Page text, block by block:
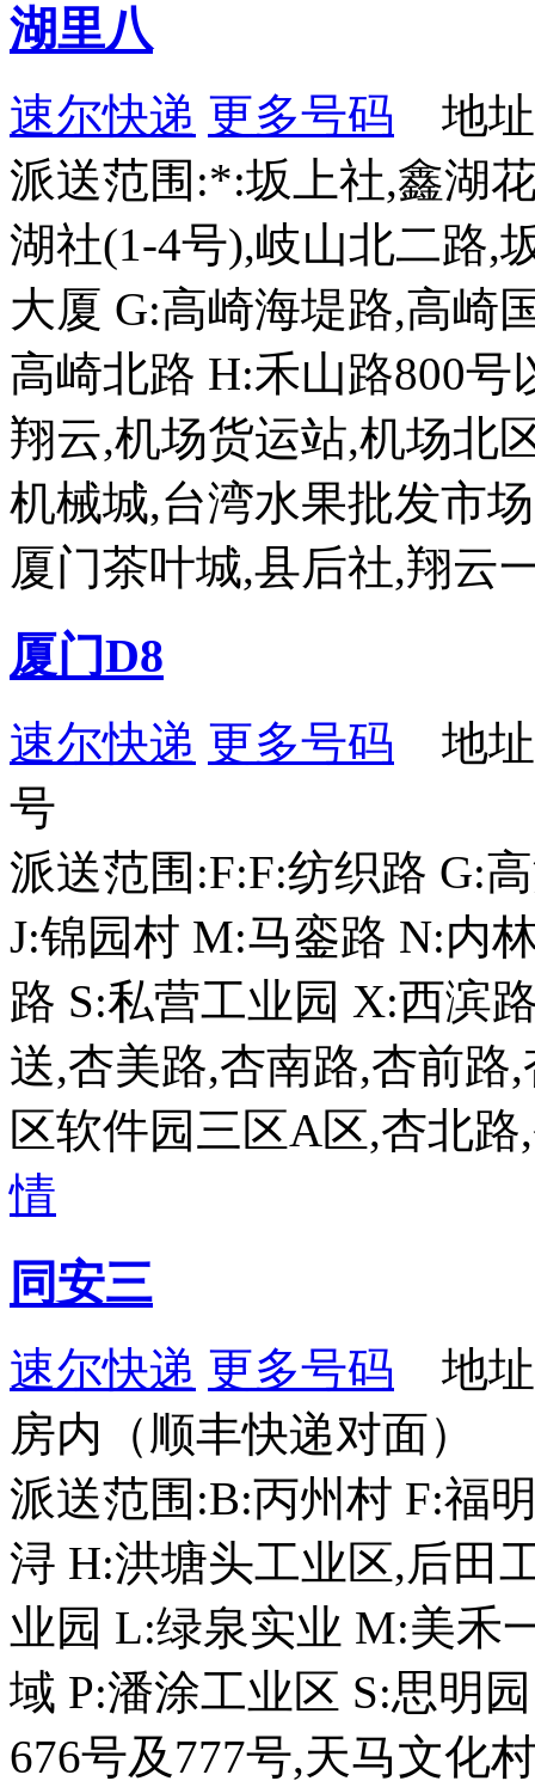
湖里八
速尔快递 更多号码 地址
派送范围:*:坂上社,鑫湖
湖社(1-4号),岐山北二路,
大厦 G:高崎海堤路,高崎
高崎北路 H:禾山路800号
翔云,机场货运站,机场北
机械城,台湾水果批发市
厦门茶叶城,县后社,翔云
厦门D8
速尔快递 更多号码 地址
号
派送范围:F:F:纺织路 G:
J:锦园村 M:马銮路 N:内
路 S:私营工业园 X:西滨
送,杏美路,杏南路,杏前路
区软件园三区A区,杏北
情
同安三
速尔快递 更多号码 地址
房内（顺丰快递对面）
派送范围:B:丙州村 F:福
浔 H:洪塘头工业区,后田
业园 L:绿泉实业 M:美禾
域 P:潘涂工业区 S:思明
676号及777号,天马文化